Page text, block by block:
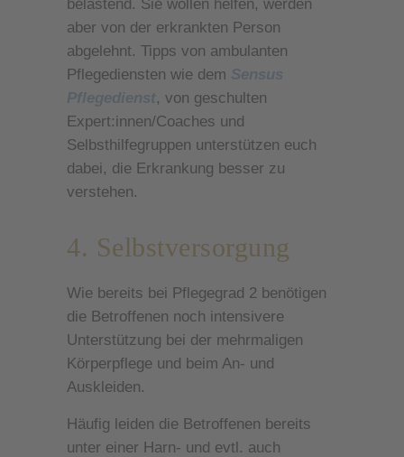
belastend. Sie wollen helfen, werden
aber von der erkrankten Person
abgelehnt. Tipps von ambulanten
Pflegediensten wie dem Sensus
Pflegedienst, von geschulten
Expert:innen/Coaches und
Selbsthilfegruppen unterstützen euch
dabei, die Erkrankung besser zu
verstehen.
4. Selbstversorgung
Wie bereits bei Pflegegrad 2 benötigen
die Betroffenen noch intensivere
Unterstützung bei der mehrmaligen
Körperpflege und beim An- und
Auskleiden.
Häufig leiden die Betroffenen bereits
unter einer Harn- und evtl. auch